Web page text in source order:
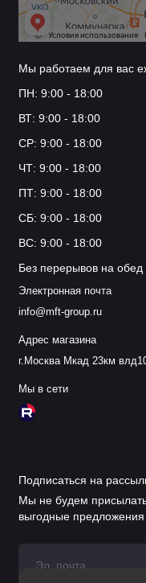
Мы работаем для вас
ПН: 9:00 - 18:00
ВТ: 9:00 - 18:00
СР: 9:00 - 18:00
ЧТ: 9:00 - 18:00
ПТ: 9:00 - 18:00
СБ: 9:00 - 18:00
ВС: 9:00 - 18:00
Без перерывов на
Электронная почта
info@mft-group.ru
Адрес магазина
г.Москва Мкад 23км
Мы в сети
Подписаться на
Мы не будем
выгодные предложения